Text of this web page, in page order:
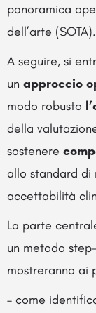
panoramica
dell’arte (SOTA).
A seguire, si
un approccio
modo robusto
della
sostenere
allo standard di
accettabilità
La parte
un metodo
mostreranno ai
– come